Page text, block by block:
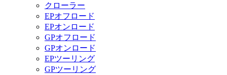
クローラー
EPオフロード
EPオンロード
GPオフロード
GPオンロード
EPツーリング
GPツーリング